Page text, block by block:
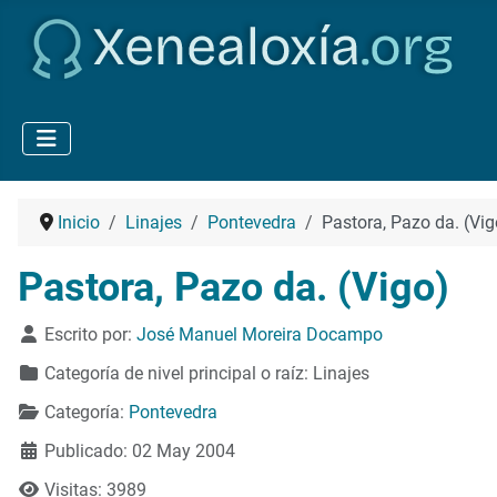
Inicio Linajes Pontevedra Pastora, Pazo da.
Pastora, Pazo da. (Vigo)
Detalles
Escrito por: José Manuel Moreira Docampo
Categoría de nivel principal o raíz: Linajes
Categoría: Pontevedra
Publicado: 02 May 2004
Visitas: 3989